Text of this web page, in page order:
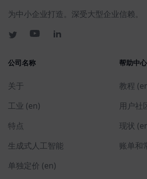
为中小企业打造。深受大型企业信赖。
公司名称
关于
工业 (en)
特点
生成式人工智能
单独定价 (en)
帮助中心
教程
用户社
现状
账单和